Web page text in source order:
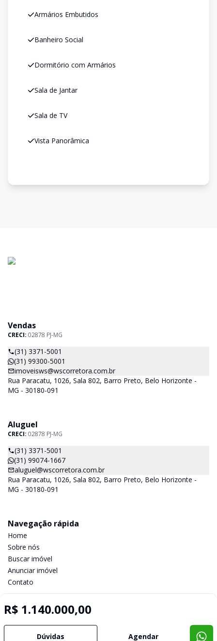
Armários Embutidos
Banheiro Social
Dormitório com Armários
Sala de Jantar
Sala de TV
Vista Panorâmica
R$ 1.140.000,00
Dúvidas Agendar
Vendas
CRECI: 02878 PJ-MG
(31) 3371-5001
(31) 99300-5001
imoveisws@wscorretora.com.br
Rua Paracatu, 1026, Sala 802, Barro Preto, Belo Horizonte -
MG - 30180-091
Aluguel
CRECI: 02878 PJ-MG
(31) 3371-5001
(31) 99074-1667
aluguel@wscorretora.com.br
Rua Paracatu, 1026, Sala 802, Barro Preto, Belo Horizonte -
MG - 30180-091
Navegação rápida
Home
Sobre nós
Buscar imóvel
Anunciar imóvel
Contato
Selo de Tecnologia Loft